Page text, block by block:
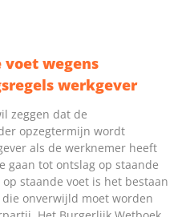
voet wegens
werkgever
zeggen dat de
opzegtermijn wordt
als de werknemer heeft
gaan tot ontslag op staande
staande voet is het bestaan
onverwijld moet worden